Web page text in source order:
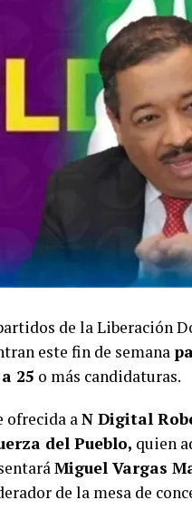
de la Liberación
este fin de semana
25 o más candidaturas.
ofrecida aN Digital
del Pueblo, quien
Miguel Vargas
de la mesa de